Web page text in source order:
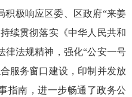
积极响应区委、区政府“来姜
续贯彻落实《中华人民共和
律法规精神，强化“公安一号
服务窗口建设，印制并发放
指南，进一步畅通了政务公